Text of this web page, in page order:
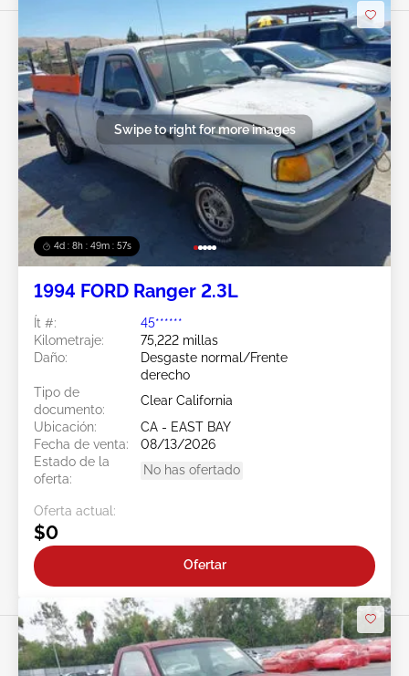
4d : 8h : 49m : 54s
Swipe to right for more images
1994 FORD Ranger 2.3L
Ít #:
45******
Kilometraje:
75,222 millas
Daño:
Desgaste normal/Frente
derecho
Tipo de
documento:
Clear California
Ubicación:
CA - EAST BAY
Fecha de venta:
08/13/2026
Estado de la
oferta:
No has ofertado
Oferta actual:
$0
Ofertar